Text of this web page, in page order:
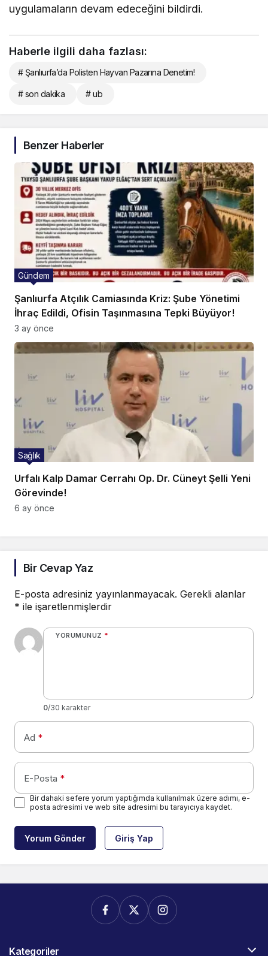
uygulamaların devam edeceğini bildirdi.
Haberle ilgili daha fazlası:
# Şanlıurfa’da Polisten Hayvan Pazarına Denetim!
# son dakika # ub
Benzer Haberler
Şanlıurfa Atçılık Camiasında Kriz: Şube Yönetimi
İhraç Edildi, Ofisin Taşınmasına Tepki Büyüyor!
Gündem
3 ay önce
Urfalı Kalp Damar Cerrahı Op. Dr. Cüneyt Şelli Yeni
Görevinde!
Sağlık
6 ay önce
Bir Cevap Yaz
E-posta adresiniz yayınlanmayacak. Gerekli alanlar
* ile işaretlenmişlerdir
YORUMUNUZ *
0/30 karakter
Ad *
E-Posta *
Bir dahaki sefere yorum yaptığımda kullanılmak üzere adımı, e-
posta adresimi ve web site adresimi bu tarayıcıya kaydet.
Yorum Gönder Giriş Yap
Kategoriler